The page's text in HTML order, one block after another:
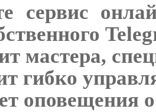
сервис
мастера,
гибко
оповещения